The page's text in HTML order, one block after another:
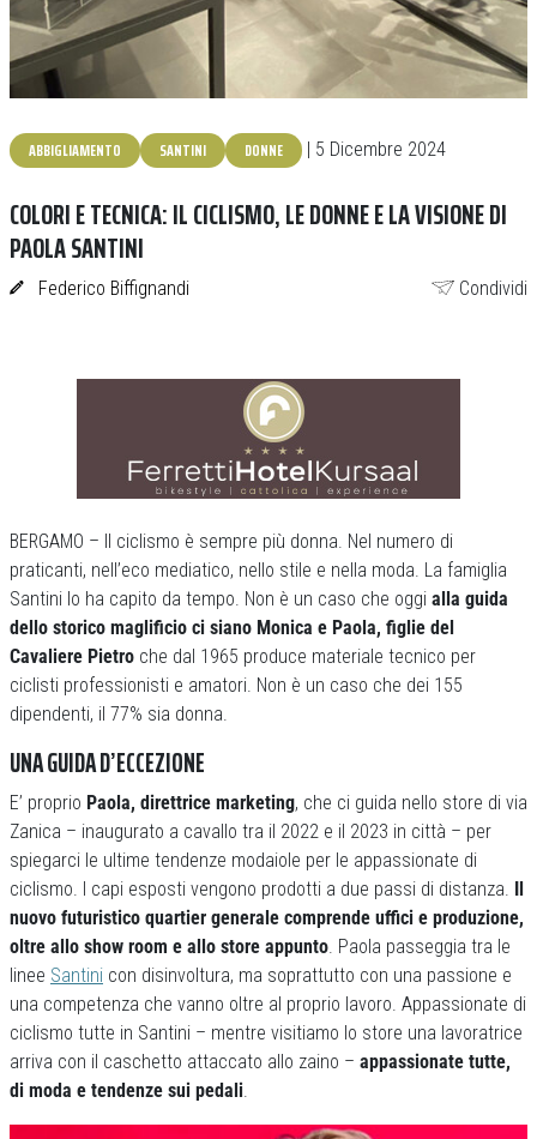
ABBIGLIAMENTO SANTINI DONNE | 5 Dicembre 2024
COLORI E TECNICA: IL CICLISMO, LE DONNE E LA VISIONE DI
PAOLA SANTINI
Federico Biffignandi Condividi
BERGAMO – Il ciclismo è sempre più donna. Nel numero di
praticanti, nell’eco mediatico, nello stile e nella moda. La famiglia
Santini lo ha capito da tempo. Non è un caso che oggi alla guida
dello storico maglificio ci siano Monica e Paola, figlie del
Cavaliere Pietro che dal 1965 produce materiale tecnico per
ciclisti professionisti e amatori. Non è un caso che dei 155
dipendenti, il 77% sia donna.
UNA GUIDA D’ECCEZIONE
E’ proprio Paola, direttrice marketing, che ci guida nello store di via
Zanica – inaugurato a cavallo tra il 2022 e il 2023 in città – per
spiegarci le ultime tendenze modaiole per le appassionate di
ciclismo. I capi esposti vengono prodotti a due passi di distanza. Il
nuovo futuristico quartier generale comprende uffici e produzione,
oltre allo show room e allo store appunto. Paola passeggia tra le
linee Santini con disinvoltura, ma soprattutto con una passione e
una competenza che vanno oltre al proprio lavoro. Appassionate di
ciclismo tutte in Santini – mentre visitiamo lo store una lavoratrice
arriva con il caschetto attaccato allo zaino – appassionate tutte,
di moda e tendenze sui pedali.